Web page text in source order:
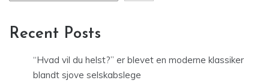
Recent Posts
“Hvad vil du helst?” er blevet en moderne klassiker
blandt sjove selskabslege